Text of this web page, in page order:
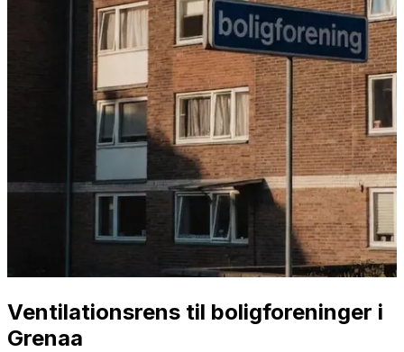
Ventilationsrens til boligforeninger i
Grenaa